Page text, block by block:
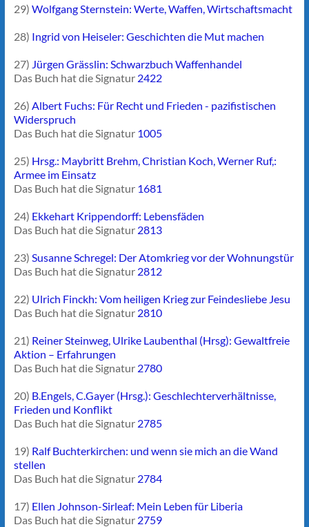
29) Wolfgang Sternstein: Werte, Waffen, Wirtschaftsmacht
28) Ingrid von Heiseler: Geschichten die Mut machen
27) Jürgen Grässlin: Schwarzbuch Waffenhandel
Das Buch hat die Signatur 2422
26) Albert Fuchs: Für Recht und Frieden - pazifistischen
Widerspruch
Das Buch hat die Signatur 1005
25) Hrsg.: Maybritt Brehm, Christian Koch, Werner Ruf,:
Armee im Einsatz
Das Buch hat die Signatur 1681
24) Ekkehart Krippendorff: Lebensfäden
Das Buch hat die Signatur 2813
23) Susanne Schregel: Der Atomkrieg vor der Wohnungstür
Das Buch hat die Signatur 2812
22) Ulrich Finckh: Vom heiligen Krieg zur Feindesliebe Jesu
Das Buch hat die Signatur 2810
21) Reiner Steinweg, Ulrike Laubenthal (Hrsg): Gewaltfreie
Aktion – Erfahrungen
Das Buch hat die Signatur 2780
20) B.Engels, C.Gayer (Hrsg.): Geschlechterverhältnisse,
Frieden und Konflikt
Das Buch hat die Signatur 2785
19) Ralf Buchterkirchen: und wenn sie mich an die Wand
stellen
Das Buch hat die Signatur 2784
17) Ellen Johnson-Sirleaf: Mein Leben für Liberia
Das Buch hat die Signatur 2759